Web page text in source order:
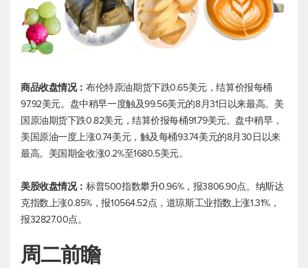
商品收盘情况：布伦特原油期货下跌0.65美元，结算价报每桶
97.92美元。盘中稍早一度触及99.56美元的8月31日以来最高。美
国原油期货下跌0.82美元，结算价报每桶91.79美元。盘中稍早，
美国原油一度上涨0.74美元，触及每桶93.74美元的8月30日以来
最高。美国期金收涨0.2%至1680.5美元。
美股收盘情况：标普500指数攀升0.96%，报3806.90点。纳斯达
克指数上涨0.85%，报10564.52点， 道琼斯工业指数上涨1.31%，
报32827.00点。
周二前瞻